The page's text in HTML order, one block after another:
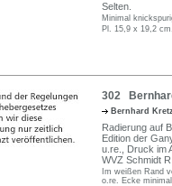
Selten.
Minimal
Pl. 15,9 x 19,2
302
Bernhard
Radierung auf
Edition der
u.re., Druck im
WVZ Schmidt
Im weißen Rand
o.re. Ecke